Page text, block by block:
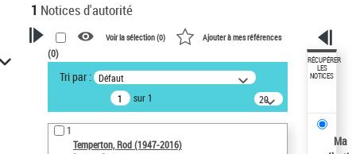
1 Notices d'autorité
VOTRE RECHERCHE
Recherche avancée dans les
notices d’autorité
Œuvres liées à l'auteur :
Temperton, Rod (1947-2016)
Voir la sélection (0) Ajouter à mes références
(0)
Tri par : Défaut
sur 1
20
résultats/page
1
Temperton, Rod (1947-2016)
RÉCUPÉRER
LES
NOTICES
Ma